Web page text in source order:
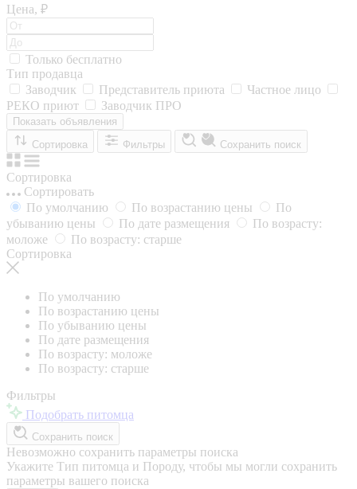
Цена, ₽
Только бесплатно
Тип продавца
Заводчик
Представитель приюта
Частное лицо
РЕКО приют
Заводчик ПРО
Показать объявления
Сортировка
Фильтры Сохранить поиск
Сортировка
Сортировать
По умолчанию
По возрастанию цены
По
убыванию цены
По дате размещения
По возрасту:
моложе
По возрасту: старше
Сортировка
По умолчанию
По возрастанию цены
По убыванию цены
По дате размещения
По возрасту: моложе
По возрасту: старше
Фильтры
Подобрать питомца
Сохранить поиск
Невозможно сохранить параметры поиска
Укажите Тип питомца и Породу, чтобы мы могли сохранить
параметры вашего поиска